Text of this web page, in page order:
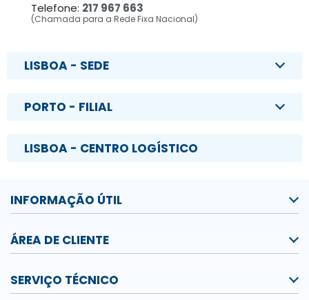
Telefone: 217 967 663
(Chamada para a Rede Fixa Nacional)
LISBOA - SEDE
PORTO - FILIAL
LISBOA - CENTRO LOGÍSTICO
INFORMAÇÃO ÚTIL
ÁREA DE CLIENTE
SERVIÇO TÉCNICO